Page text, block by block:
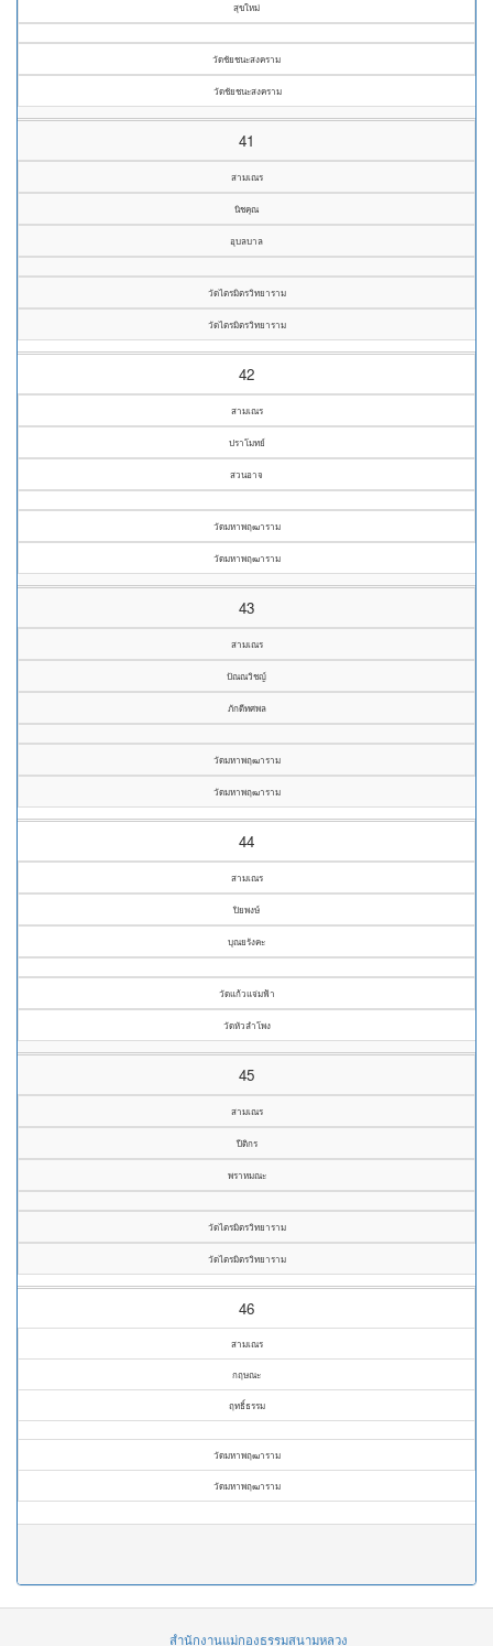
สุขใหม่
วัดชัยชนะสงคราม
วัดชัยชนะสงคราม
41
สามเณร
นิชคุณ
อุบลบาล
วัดไตรมิตรวิทยาราม
วัดไตรมิตรวิทยาราม
42
สามเณร
ปราโมทย์
สวนอาจ
วัดมหาพฤฒาราม
วัดมหาพฤฒาราม
43
สามเณร
ปัณณวิชญ์
ภักดีทศพล
วัดมหาพฤฒาราม
วัดมหาพฤฒาราม
44
สามเณร
ปิยพงษ์
บุณยรังคะ
วัดแก้วแจ่มฟ้า
วัดหัวลำโพง
45
สามเณร
ปีติกร
พราหมณะ
วัดไตรมิตรวิทยาราม
วัดไตรมิตรวิทยาราม
46
สามเณร
กฤษณะ
ฤทธิ์ธรรม
วัดมหาพฤฒาราม
วัดมหาพฤฒาราม
สำนักงานแม่กองธรรมสนามหลวง